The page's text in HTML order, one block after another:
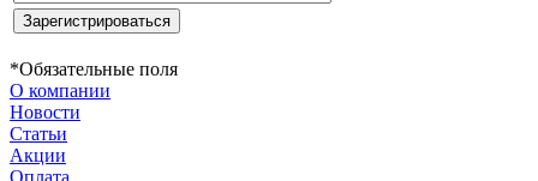
*Обязательные поля
О компании
Новости
Статьи
Акции